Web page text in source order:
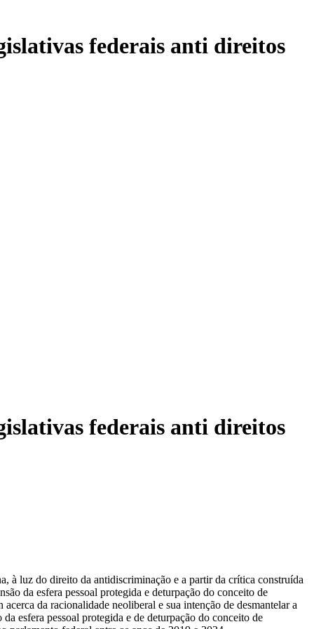
federais anti direitos
federais anti direitos
à luz do direito da antidiscriminação e a partir da crítica construída
da esfera pessoal protegida e deturpação do conceito de
da racionalidade neoliberal e sua intenção de desmantelar a
esfera pessoal protegida e de deturpação do conceito de